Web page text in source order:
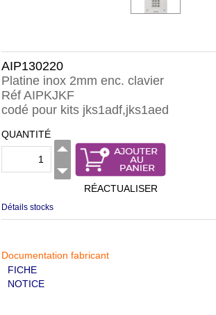
AIP130220
Platine inox 2mm enc. clavier
Réf AIPKJKF
codé pour kits jks1adf,jks1aed
QUANTITÉ
RÉACTUALISER
Détails stocks
Documentation fabricant
FICHE
NOTICE